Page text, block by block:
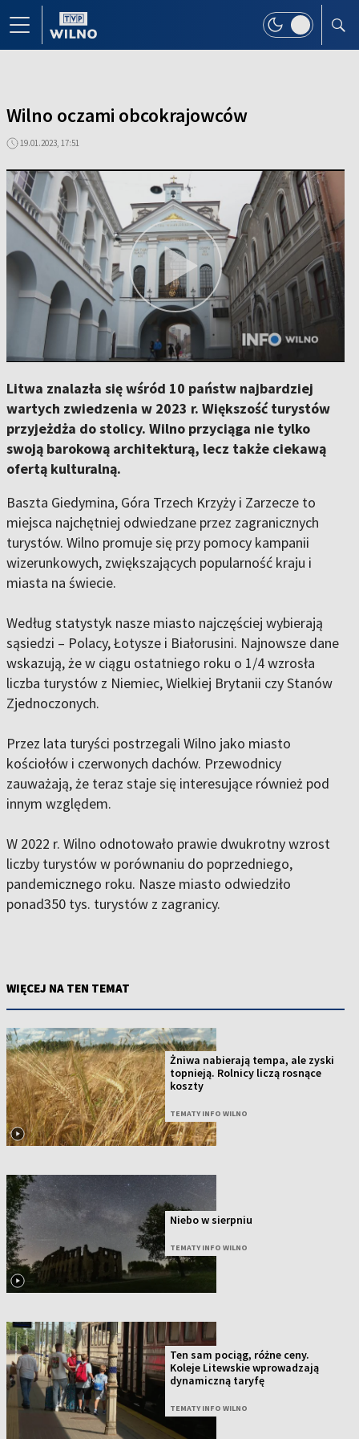
Wilno oczami obcokrajowców
19.01.2023, 17:51
Litwa znalazła się wśród 10 państw najbardziej
wartych zwiedzenia w 2023 r. Większość turystów
przyjeżdża do stolicy. Wilno przyciąga nie tylko
swoją barokową architekturą, lecz także ciekawą
ofertą kulturalną.
Baszta Giedymina, Góra Trzech Krzyży i Zarzecze to
miejsca najchętniej odwiedzane przez zagranicznych
turystów. Wilno promuje się przy pomocy kampanii
wizerunkowych, zwiększających popularność kraju i
miasta na świecie.
Według statystyk nasze miasto najczęściej wybierają
sąsiedzi – Polacy, Łotysze i Białorusini. Najnowsze dane
wskazują, że w ciągu ostatniego roku o 1/4 wzrosła
liczba turystów z Niemiec, Wielkiej Brytanii czy Stanów
Zjednoczonych.
Przez lata turyści postrzegali Wilno jako miasto
kościołów i czerwonych dachów. Przewodnicy
zauważają, że teraz staje się interesujące również pod
innym względem.
W 2022 r. Wilno odnotowało prawie dwukrotny wzrost
liczby turystów w porównaniu do poprzedniego,
pandemicznego roku. Nasze miasto odwiedziło
ponad350 tys. turystów z zagranicy.
WIĘCEJ NA TEN TEMAT
Żniwa nabierają tempa, ale zyski
topnieją. Rolnicy liczą rosnące
koszty
TEMATY INFO WILNO
Niebo w sierpniu
TEMATY INFO WILNO
Ten sam pociąg, różne ceny.
Koleje Litewskie wprowadzają
dynamiczną taryfę
TEMATY INFO WILNO